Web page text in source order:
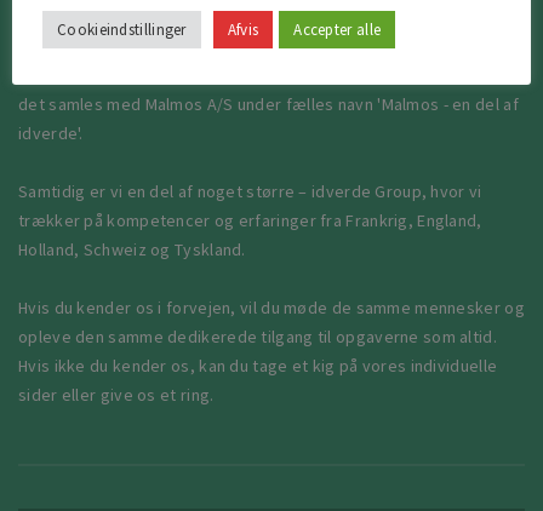
selskaberne er en række forretningsaktiviteter nu under
integration. Det betyder, at OKNygaard ikke længere anvendes
det samles med Malmos A/S under fælles navn 'Malmos - en del af
idverde'.
Samtidig er vi en del af noget større – idverde Group, hvor vi
trækker på kompetencer og erfaringer fra Frankrig, England,
Holland, Schweiz og Tyskland.
Hvis du kender os i forvejen, vil du møde de samme mennesker og
opleve den samme dedikerede tilgang til opgaverne som altid.
Hvis ikke du kender os, kan du tage et kig på vores individuelle
sider eller give os et ring.
Cookieindstillinger Afvis Accepter alle